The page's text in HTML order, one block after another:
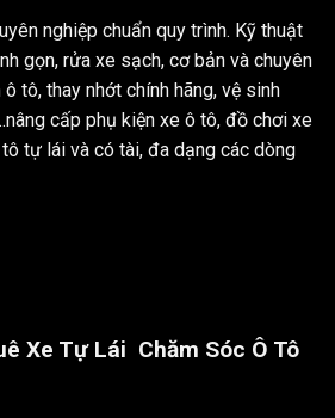
nghiệp chuẩn quy trình. Kỹ thuật
gọn, rửa xe sạch, cơ bản và chuyên
tô, thay nhớt chính hãng, vệ sinh
cấp phụ kiện xe ô tô, đồ chơi xe
tự lái và có tài, đa dạng các dòng
Xe Tự Lái Chăm Sóc Ô Tô